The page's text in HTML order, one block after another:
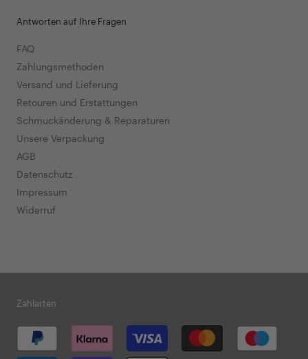
Antworten auf Ihre Fragen
FAQ
Zahlungsmethoden
Versand und Lieferung
Retouren und Erstattungen
Schmuckänderung & Reparaturen
Unsere Verpackung
AGB
Datenschutz
Impressum
Widerruf
Zahlarten